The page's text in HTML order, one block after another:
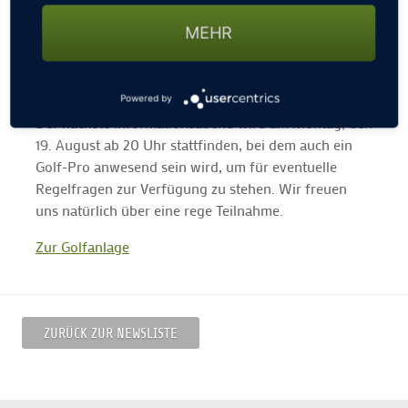
bieten wir im Golfclub München-Riem
Informationsabende an, an denen wir die
Regeländerungen aufzeigen und erklären werden.
19. August ab 20 Uhr stattfinden, bei dem auch ein
Golf-Pro anwesend sein wird, um für eventuelle
Regelfragen zur Verfügung zu stehen. Wir freuen
uns natürlich über eine rege Teilnahme.
Zur Golfanlage
ZURÜCK ZUR NEWSLISTE
MEHR
Powered by